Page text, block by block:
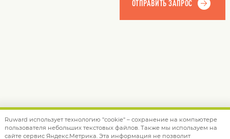
© 2012 — 2026 Ruwardinfo@ruward.ru
Ruward использует технологию "cookie" – сохранение на компьютере
пользователя небольших текстовых файлов. Также мы используем на
сайте сервис Яндекс.Метрика. Эта информация не позволит